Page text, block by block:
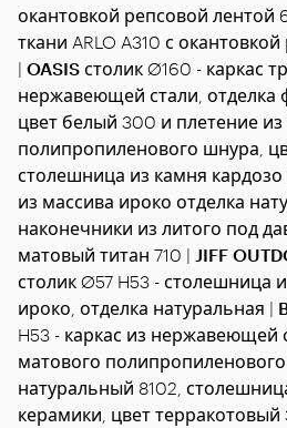
окантовкой репсовой лентой
ткани ARLO A310 с
| OASIS столик Ø160 - каркас
нержавеющей стали, отделка
цвет белый 300 и плетение из
полипропиленового шнура,
столешница из камня кардозо
из массива ироко отделка
наконечники из литого под
матовый титан 710 | JIFF
столик Ø57 H53 - столешница
ироко, отделка натуральная |
H53 - каркас из нержавеющей
матового
натуральный 8102,
керамики, цвет терракотовый